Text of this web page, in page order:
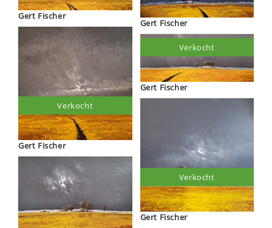
Gert Fischer
Gert Fischer
Verkocht
Gert Fischer
Gert Fischer
Verkocht
Gert Fischer
Verkocht